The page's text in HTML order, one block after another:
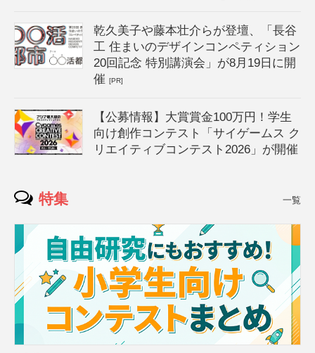
乾久美子や藤本壮介らが登壇、「長谷
工 住まいのデザインコンペティション
20回記念 特別講演会」が8月19日に開
催[PR]
【公募情報】大賞賞金100万円！学生
向け創作コンテスト「サイゲームス ク
リエイティブコンテスト2026」が開催
特集 一覧